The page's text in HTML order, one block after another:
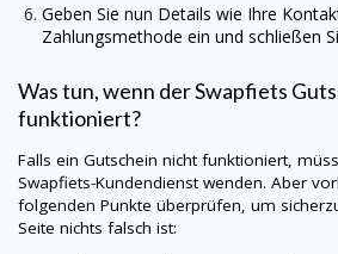
Geben Sie nun Details wie Ihre
Zahlungsmethode ein und schließen
Was tun, wenn der Swapfiets
funktioniert?
Falls ein Gutschein nicht funktioniert,
Swapfiets-Kundendienst wenden. Aber
folgenden Punkte überprüfen, um
Seite nichts falsch ist: